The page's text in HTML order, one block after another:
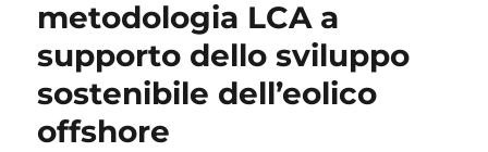
metodologia LCA a
supporto dello sviluppo
sostenibile dell’eolico
offshore